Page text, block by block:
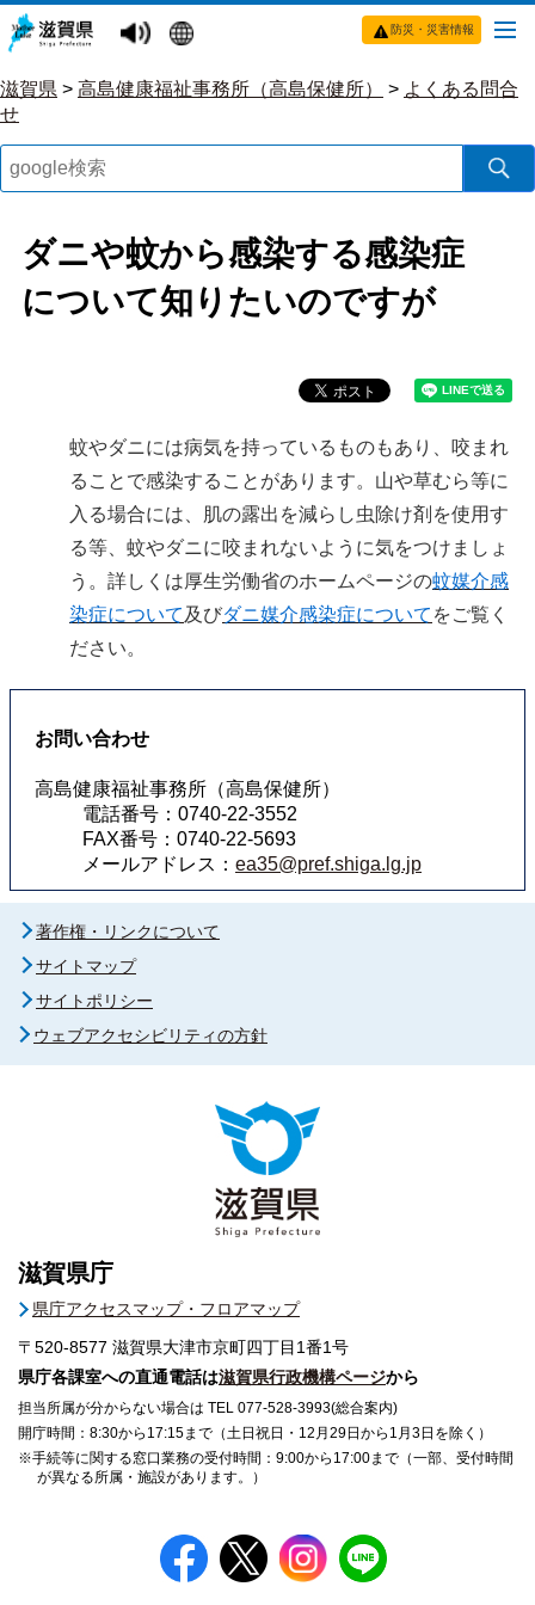
防災・災害情報
滋賀県 > 高島健康福祉事務所（高島保健所） > よくある問合
せ
ダニや蚊から感染する感染症
について知りたいのですが
蚊やダニには病気を持っているものもあり、咬まれ
ることで感染することがあります。山や草むら等に
入る場合には、肌の露出を減らし虫除け剤を使用す
る等、蚊やダニに咬まれないように気をつけましょ
う。詳しくは厚生労働省のホームページの蚊媒介感
染症について 及びダニ媒介感染症について をご覧く
ださい。
お問い合わせ
高島健康福祉事務所（高島保健所）
電話番号：0740-22-3552
FAX番号：0740-22-5693
メールアドレス： ea35@pref.shiga.lg.jp
著作権・リンクについて
サイトマップ
サイトポリシー
ウェブアクセシビリティの方針
滋賀県庁
県庁アクセスマップ・フロアマップ
〒520-8577 滋賀県大津市京町四丁目1番1号
県庁各課室への直通電話は滋賀県行政機構ページから
担当所属が分からない場合は TEL 077-528-3993(総合案内)
開庁時間：8:30から17:15まで（土日祝日・12月29日から1月3日を除く）
※手続等に関する窓口業務の受付時間：9:00から17:00まで（一部、受付時間
が異なる所属・施設があります。）